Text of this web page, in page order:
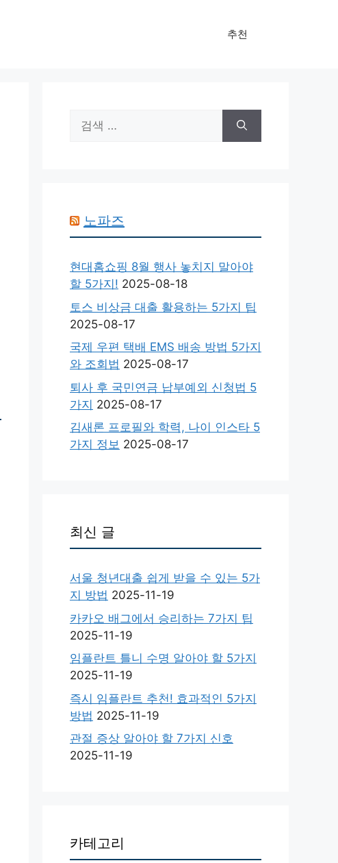
추천
색:
노파즈
현대홈쇼핑 8월 행사 놓치지 말아야
할 5가지! 2025-08-18
토스 비상금 대출 활용하는 5가지 팁
2025-08-17
국제 우편 택배 EMS 배송 방법 5가지
와 조회법 2025-08-17
퇴사 후 국민연금 납부예외 신청법 5
가지 2025-08-17
김새론 프로필와 학력, 나이 인스타 5
가지 정보 2025-08-17
최신 글
서울 청년대출 쉽게 받을 수 있는 5가
지 방법 2025-11-19
카카오 배그에서 승리하는 7가지 팁
2025-11-19
임플란트 틀니 수명 알아야 할 5가지
2025-11-19
즉시 임플란트 추천! 효과적인 5가지
방법 2025-11-19
관절 증상 알아야 할 7가지 신호
2025-11-19
카테고리